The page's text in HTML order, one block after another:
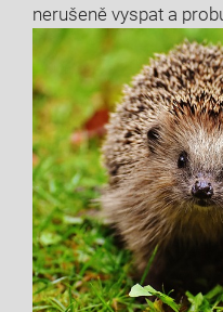
nerušeně vyspat a